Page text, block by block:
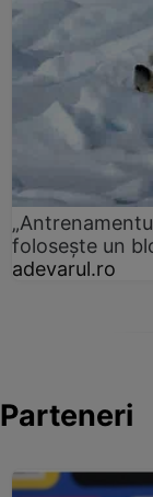
folosește un
adevarul.ro
Parteneri